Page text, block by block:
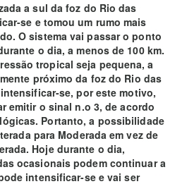
a sul da foz do Rio das
se e tomou um rumo mais
O sistema vai passar o ponto
o dia, a menos de 100 km.
tropical seja pequena, a
próximo da foz do Rio das
se, por este motivo,
emitir o sinal n.o 3, de acordo
Portanto, a possibilidade
para Moderada em vez de
Hoje durante o dia,
ocasionais podem continuar a
intensificar-se e vai ser